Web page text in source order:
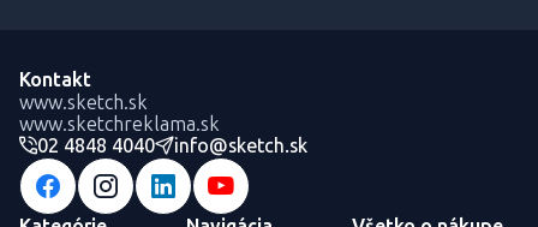
Kontakt
www.sketch.sk
www.sketchreklama.sk
02 4848 4040
info@sketch.sk